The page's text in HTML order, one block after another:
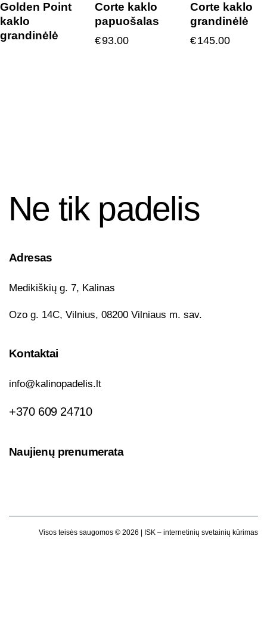
Golden Point
kaklo
grandinėlė
Corte kaklo
papuošalas
€93.00
Corte kaklo
grandinėlė
€145.00
Ne tik padelis
Adresas
Medikiškių g. 7, Kalinas
Ozo g. 14C, Vilnius, 08200 Vilniaus m. sav.
Kontaktai
info@kalinopadelis.lt
+370 609 24710
Naujienų prenumerata
Visos teisės saugomos © 2026 | ISK – internetinių svetainių kūrimas